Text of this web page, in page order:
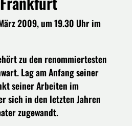
2009, um 19.30 Uhr im
zu den renommiertesten
Lag am Anfang seiner
seiner Arbeiten im
sich in den letzten Jahren
zugewandt.